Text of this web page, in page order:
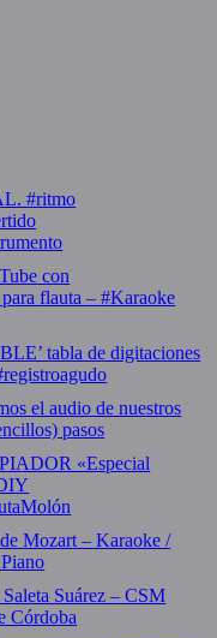
#ritmo
con
flauta – #Karaoke
tabla de digitaciones
el audio de nuestros
pasos
«Especial
Mozart – Karaoke /
Suárez – CSM
Córdoba